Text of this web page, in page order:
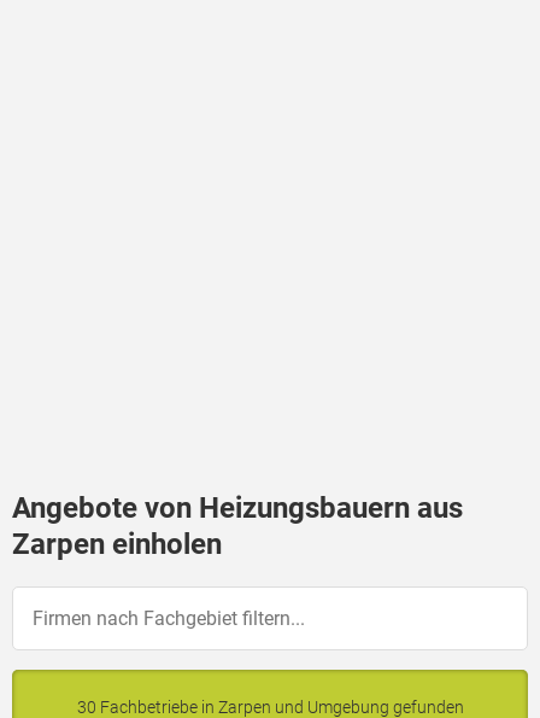
Angebote von Heizungsbauern aus
Zarpen einholen
30 Fachbetriebe in Zarpen und Umgebung gefunden